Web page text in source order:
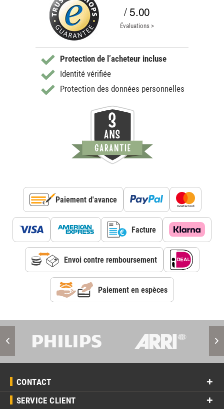
/ 5.00
Évaluations >
Protection de l’acheteur incluse
Identité vérifiée
Protection des données personnelles
Paiement d'avance
Facture
Envoi contre remboursement
Paiement en espèces
CONTACT
SERVICE CLIENT